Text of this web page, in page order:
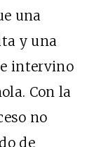
una
y una
intervino
Con la
no
de